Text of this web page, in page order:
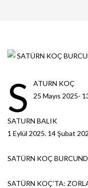
S
ATURN KOÇ
25 Mayıs 2025-
SATURN BALIK
1 Eylül 2025. 14 Şubat
SATÜRN KOÇ
SATÜRN KOÇ’TA: